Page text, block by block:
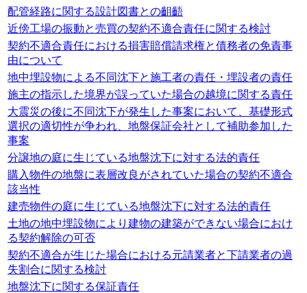
配管経路に関する設計図書との齟齬
近傍工場の振動と売買の契約不適合責任に関する検討
契約不適合責任における損害賠償請求権と債務者の免責事
由について
地中埋設物による不同沈下と施工者の責任・埋設者の責任
施主の指示した境界が誤っていた場合の越境に関する責任
大震災の後に不同沈下が発生した事案において、基礎形式
選択の適切性が争われ、地盤保証会社として補助参加した
事案
分譲地の庭に生じている地盤沈下に対する法的責任
購入物件の地盤に表層改良がされていた場合の契約不適合
該当性
建売物件の庭に生じている地盤沈下に対する法的責任
土地の地中埋設物により建物の建築ができない場合におけ
る契約解除の可否
契約不適合が生じた場合における元請業者と下請業者の過
失割合に関する検討
地盤沈下に関する保証責任